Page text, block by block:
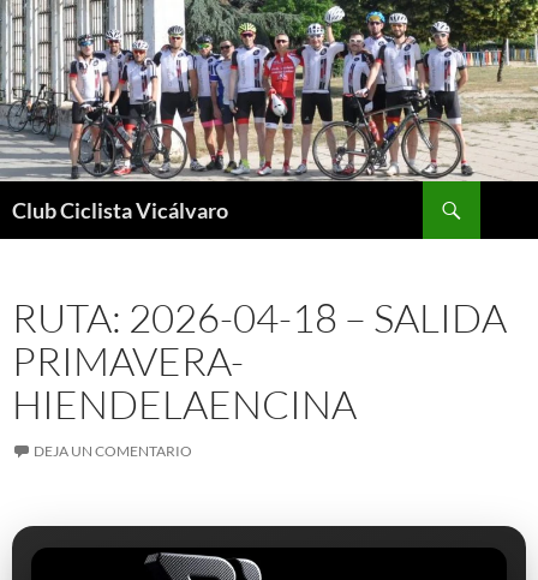
Saltar
al
contenido
Club Ciclista Vicálvaro
RUTA: 2026-04-18 – SALIDA
PRIMAVERA-
HIENDELAENCINA
DEJA UN COMENTARIO